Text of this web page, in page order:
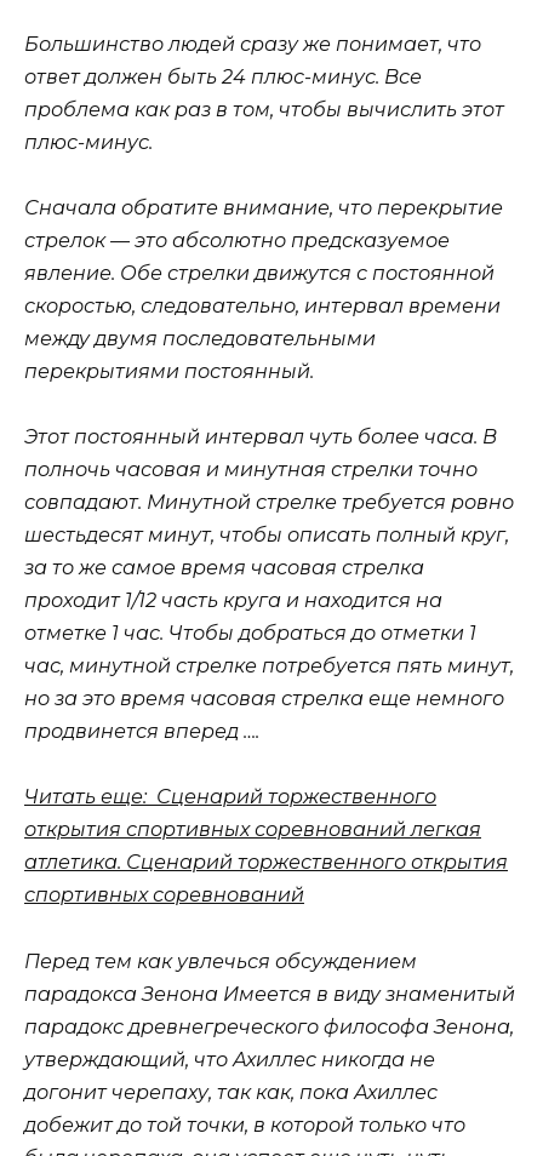
Большинство людей сразу же понимает, что
ответ должен быть 24 плюс-минус. Все
проблема как раз в том, чтобы вычислить этот
плюс-минус.
Сначала обратите внимание, что перекрытие
стрелок — это абсолютно предсказуемое
явление. Обе стрелки движутся с постоянной
скоростью, следовательно, интервал времени
между двумя последовательными
перекрытиями постоянный.
Этот постоянный интервал чуть более часа. В
полночь часовая и минутная стрелки точно
совпадают. Минутной стрелке требуется ровно
шестьдесят минут, чтобы описать полный круг,
за то же самое время часовая стрелка
проходит 1/12 часть круга и находится на
отметке 1 час. Чтобы добраться до отметки 1
час, минутной стрелке потребуется пять минут,
но за это время часовая стрелка еще немного
продвинется вперед ….
Читать еще: Сценарий торжественного
открытия спортивных соревнований легкая
атлетика. Сценарий торжественного открытия
спортивных соревнований
Перед тем как увлечься обсуждением
парадокса Зенона Имеется в виду знаменитый
парадокс древнегреческого философа Зенона,
утверждающий, что Ахиллес никогда не
догонит черепаху, так как, пока Ахиллес
добежит до той точки, в которой только что